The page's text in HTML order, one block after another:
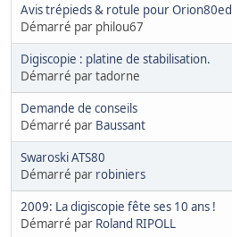
Avis trépieds & rotule pour Orion80ed
Démarré par philou67
Digiscopie : platine de stabilisation.
Démarré par tadorne
Demande de conseils
Démarré par Baussant
Swaroski ATS80
Démarré par robiniers
2009: La digiscopie fête ses 10 ans !
Démarré par Roland RIPOLL